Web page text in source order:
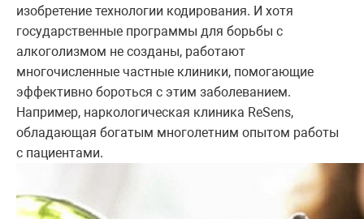
изобретение технологии кодирования. И хотя
государственные программы для борьбы с
алкоголизмом не созданы, работают
многочисленные частные клиники, помогающие
эффективно бороться с этим заболеванием.
Например, наркологическая клиника ReSens,
обладающая богатым многолетним опытом работы
с пациентами.